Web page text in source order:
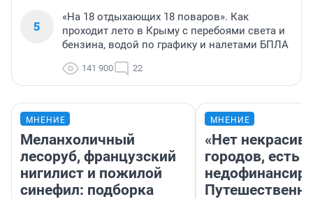
5
«На 18 отдыхающих 18 поваров». Как
проходит лето в Крыму с перебоями света и
бензина, водой по графику и налетами БПЛА
141 900 22
МНЕНИЕ
Меланхоличный
лесоруб, французский
нигилист и пожилой
синефил: подборка
МНЕНИЕ
«Нет
городов, есть